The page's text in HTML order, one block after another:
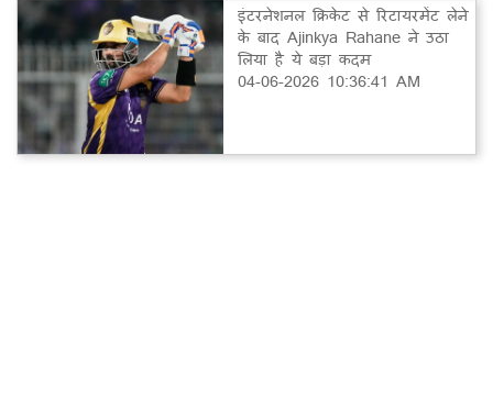
इंटरनेशनल क्रिकेट से रिटायरमेंट लेने
के बाद Ajinkya Rahane ने उठा
लिया है ये बड़ा कदम
04-06-2026 10:36:41 AM